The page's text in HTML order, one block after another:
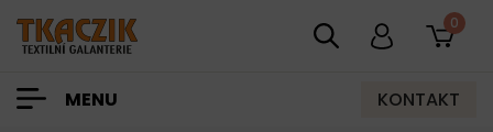
0
MENU KONTAKT